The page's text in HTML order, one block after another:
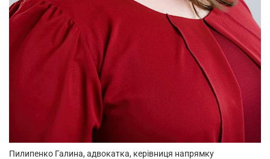
Пилипенко Галина, адвокатка, керівниця напрямку